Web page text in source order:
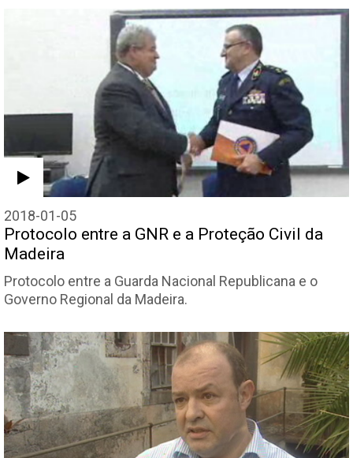
2018-01-05
Protocolo entre a GNR e a Proteção Civil da
Madeira
Protocolo entre a Guarda Nacional Republicana e o
Governo Regional da Madeira.